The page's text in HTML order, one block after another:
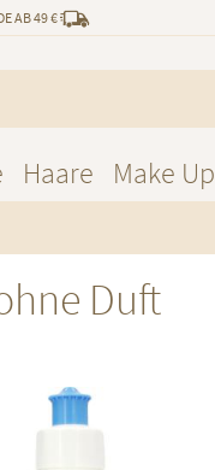
AB 49 €
Haare Make Up
Duft